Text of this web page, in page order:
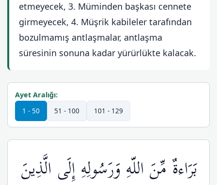
etmeyecek, 3. Müminden başkası cennete
girmeyecek, 4. Müşrik kabileler tarafından
bozulmamış antlaşmalar, antlaşma
süresinin sonuna kadar yürürlükte kalacak.
Ayet Aralığı:
1 - 50
51 - 100 101 - 129
بَرَاءةٌ مِّنَ اللّهِ وَرَسُولِهِ إِلَى الَّذِينَ